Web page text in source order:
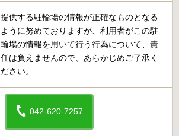
提供する駐輪場の情報が正確なものとなる
ように努めておりますが、利用者がこの駐
輪場の情報を用いて行う行為について、責
任は負えませんので、あらかじめご了承く
ださい。
042-620-7257